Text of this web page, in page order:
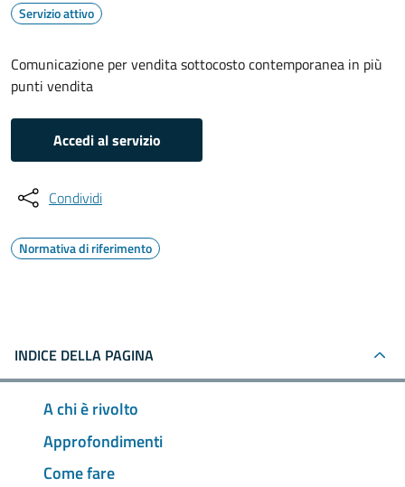
Servizio attivo
Comunicazione per vendita sottocosto contemporanea in più
punti vendita
Accedi al servizio
Condividi
Normativa di riferimento
INDICE DELLA PAGINA
A chi è rivolto
Approfondimenti
Come fare